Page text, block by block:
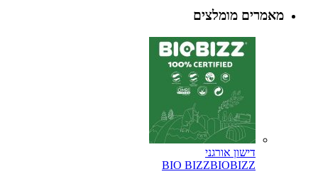
מאמרים מומלצים
דישון אורגני
BIO BIZZBIOBIZZ